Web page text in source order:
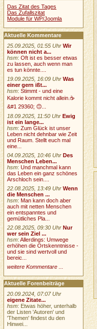
Das Zitat des Tages
Das Zufallszitat
Module für WP/Joomla
Aktuelle Kommentare
25.09.2025, 01:55 Uhr Wir
können nicht a...
hsm:Oft ist es besser etwas
zu lassen, auch wenn man
es tun könnte....
19.09.2025, 16:09 Uhr Was
einer gern ißt...
hsm:Stimmt - und eine
Kalorie kommt nicht allein.☕
&#1 29360; 🙃...
18.09.2025, 11:50 Uhr Ewig
ist ein lange...
hsm:Zum Glück ist unser
Leben nicht dehnbar wie Zeit
und Raum. Stellt euch mal
eine...
04.09.2025, 10:46 Uhr Des
Menschen Leben...
hsm:Und manchmal kann
das Leben ein ganz schönes
Arschloch sein....
22.08.2025, 13:49 Uhr Wenn
die Menschen ...
hsm:Man kann doch aber
auch mit netten Menschen
ein entspanntes und
gemütliches Pla...
22.08.2025, 09:30 Uhr Nur
wer sein Ziel ...
hsm:Allerdings: Umwege
erhöhen die Ortskenntnisse -
und sie sind wertvoll und
bereic...
weitere Kommentare ...
Aktuelle Forenbeiträge
20.09.2024, 07:07 Uhr
eigene Zitate...
hsm: Etwas höher, unterhalb
der Listen 'Autoren' und
'Themen' findest du den
Hinwei...